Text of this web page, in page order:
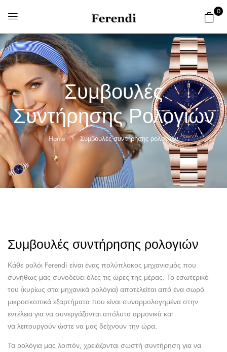
0
Συμβουλές
Συντήρησης Ρολογιών
Home Συμβουλές συντήρησης ρολογιών
Συμβουλές συντήρησης ρολογιών
Κάθε ρολόι Ferendi είναι ένας πολύπλοκος μηχανισμός που
συνήθως μας συνοδεύει όλες τις ώρες της μέρας. Το εσωτερικό
του (κυρίως στα μηχανικά ρολόγια) αποτελείται από ένα σωρό
μικροσκοπικά εξαρτήματα που είναι συναρμολογημένα στην
εντέλεια για να συνεργάζονται απόλυτα αρμονικά και
να λειτουργούν ώστε να μας δείχνουν την ώρα.
Τα ρολόγια μας λοιπόν, χρειάζονται σωστή συντήρηση για να